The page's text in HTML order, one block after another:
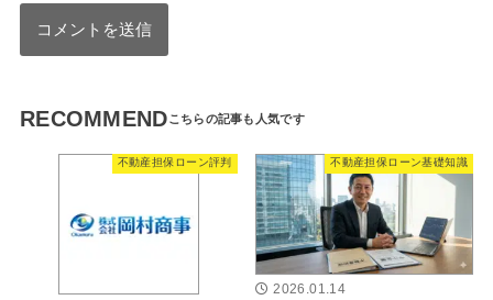
RECOMMEND
不動産担保ローン評判 不動産担保ローン基礎知識
2026.01.14